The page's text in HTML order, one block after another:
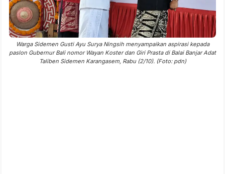
Warga Sidemen Gusti Ayu Surya Ningsih menyampaikan aspirasi kepada
paslon Gubernur Bali nomor Wayan Koster dan Giri Prasta di Balai Banjar Adat
Taliben Sidemen Karangasem, Rabu (2/10). (Foto: pdn)